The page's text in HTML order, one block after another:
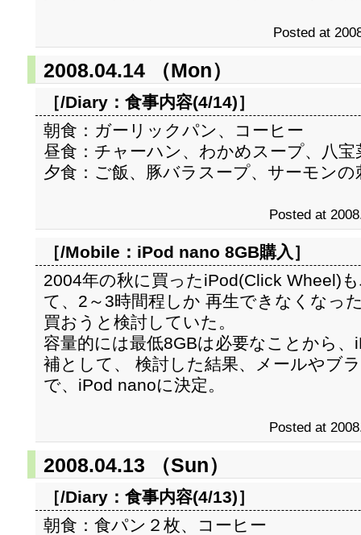
Posted at
2008.04.14 （Mon）
［/Diary： 食事内容(4/14)］
朝食：ガーリックパン、コーヒー
昼食：チャーハン、わかめスープ、八
夕食：ご飯、豚バラスープ、サーモン
Posted at
［/Mobile： iPod nano 8GB購入 ］
2004年の秋に買ったiPod(Click Wheel)
て、2～3時間程しか 再生できなくなっ
買おうと検討していた。
容量的には最低8GBは必要なことから
補として、 検討した結果、メールやブ
で、iPod nanoに決定。
Posted at
2008.04.13 （Sun）
［/Diary： 食事内容(4/13)］
朝食：食パン２枚、コーヒー